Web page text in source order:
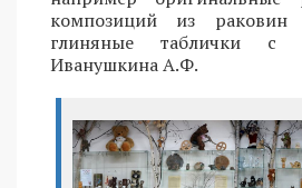
композиций из
глиняные таблички с
Иванушкина А.Ф.